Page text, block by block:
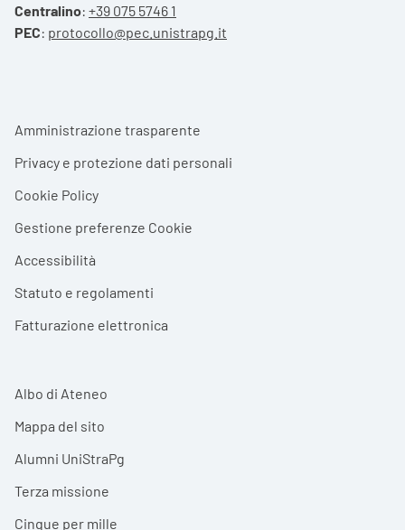
Centralino: +39 075 5746 1
PEC: protocollo@pec.unistrapg.it
Footer menu
Amministrazione trasparente
Privacy e protezione dati personali
Cookie Policy
Gestione preferenze Cookie
Accessibilità
Statuto e regolamenti
Fatturazione elettronica
Albo di Ateneo
Mappa del sito
Alumni UniStraPg
Terza missione
Cinque per mille